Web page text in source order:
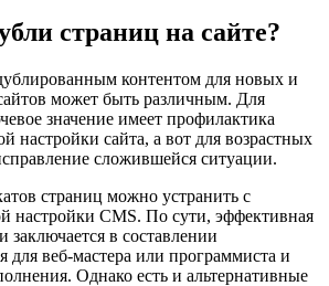
страниц на сайте?
контентом для новых и
может быть различным. Для
значение имеет профилактика
настройки сайта, а вот для возрастных
сложившейся ситуации.
страниц можно устранить с
настройки CMS. По сути, эффективная
заключается в составлении
для веб-мастера или программиста и
Однако есть и альтернативные